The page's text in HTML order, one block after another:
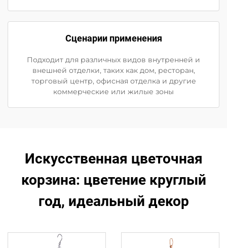
Сценарии применения
Подходит для различных видов внутренней и
внешней отделки, таких как дом, ресторан,
торговый центр, офисная отделка и другие
коммерческие или жилые зоны
Искусственная цветочная
корзина: цветение круглый
год, идеальный декор